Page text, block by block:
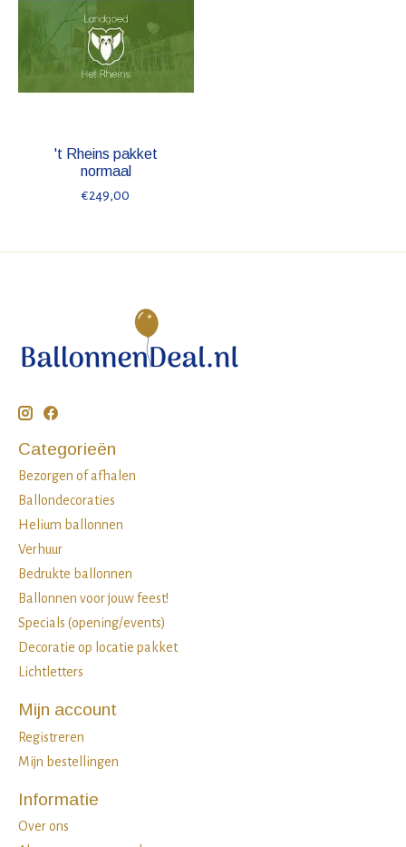
't Rheins pakket
normaal
€249,00
Categorieën
Bezorgen of afhalen
Ballondecoraties
Helium ballonnen
Verhuur
Bedrukte ballonnen
Ballonnen voor jouw feest!
Specials (opening/events)
Decoratie op locatie pakket
Lichtletters
Mijn account
Registreren
Mijn bestellingen
Informatie
Over ons